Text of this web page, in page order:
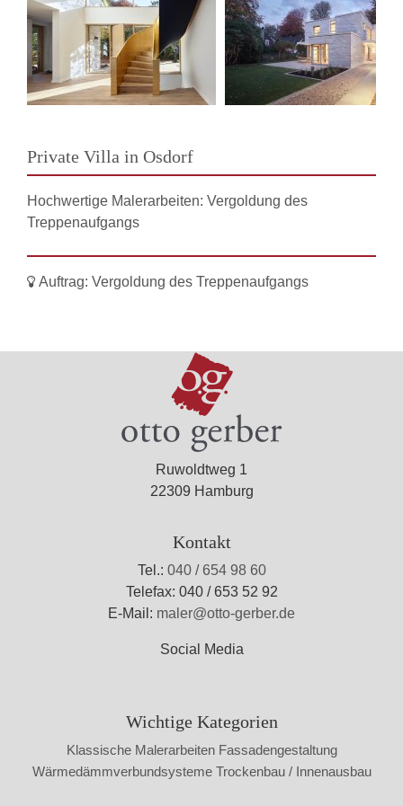
Private Villa in Osdorf
Hochwertige Malerarbeiten: Vergoldung des
Treppenaufgangs
Auftrag: Vergoldung des Treppenaufgangs
Ruwoldtweg 1
22309 Hamburg
Kontakt
Tel.: 040 / 654 98 60
Telefax: 040 / 653 52 92
E-Mail: maler@otto-gerber.de
Social Media
Wichtige Kategorien
Klassische Malerarbeiten Fassadengestaltung
Wärmedämmverbundsysteme Trockenbau / Innenausbau